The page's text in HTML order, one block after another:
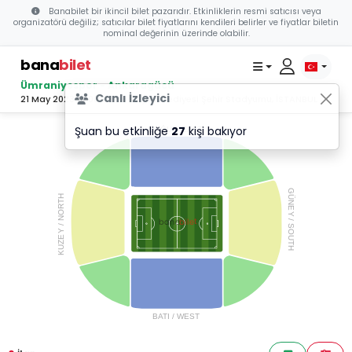
Banabilet bir ikincil bilet pazarıdır. Etkinliklerin resmi satıcısı veya
organizatörü değiliz; satıcılar bilet fiyatlarını kendileri belirler ve fiyatlar biletin
nominal değerinin üzerinde olabilir.
banabilet
Ümraniyespor - Ankaragücü
21 May 2023 19:00 - Ümraniye Belediyesi Şehir Stadyumu, İSTANBUL
DOĞU  / EAST
BATI / WEST
KUZE
Y
/ NO
R
TH GÜNE
Y
/ SOUTH
banabilet
Canlı İzleyici
Şuan bu etkinliğe 27 kişi bakıyor